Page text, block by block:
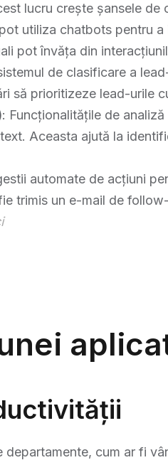
lucru crește șansele
utiliza chatbots pentru
pot învăța din
de clasificare a
să prioritizeze lead-urile
: Funcționalitățile de
Aceasta ajută la
automate de acțiuni
trimis un e-mail de
cum ar fi